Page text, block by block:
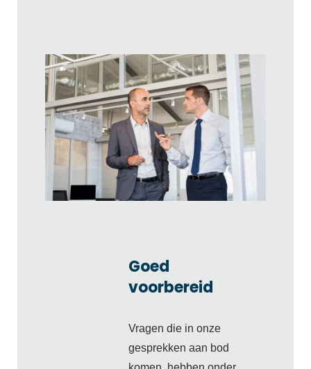
Goed
voorbereid
Vragen die in onze
gesprekken aan bod